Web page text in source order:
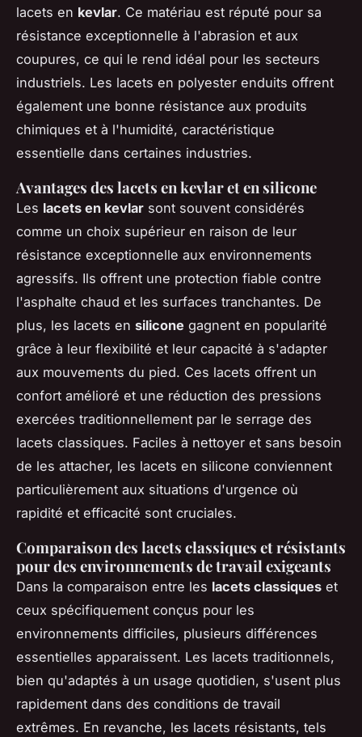
lacets en kevlar. Ce matériau est réputé pour sa
résistance exceptionnelle à l'abrasion et aux
coupures, ce qui le rend idéal pour les secteurs
industriels. Les lacets en polyester enduits offrent
également une bonne résistance aux produits
chimiques et à l'humidité, caractéristique
essentielle dans certaines industries.
Avantages des lacets en kevlar et en silicone
Les lacets en kevlar sont souvent considérés
comme un choix supérieur en raison de leur
résistance exceptionnelle aux environnements
agressifs. Ils offrent une protection fiable contre
l'asphalte chaud et les surfaces tranchantes. De
plus, les lacets en silicone gagnent en popularité
grâce à leur flexibilité et leur capacité à s'adapter
aux mouvements du pied. Ces lacets offrent un
confort amélioré et une réduction des pressions
exercées traditionnellement par le serrage des
lacets classiques. Faciles à nettoyer et sans besoin
de les attacher, les lacets en silicone conviennent
particulièrement aux situations d'urgence où
rapidité et efficacité sont cruciales.
Comparaison des lacets classiques et résistants
pour des environnements de travail exigeants
Dans la comparaison entre les lacets classiques et
ceux spécifiquement conçus pour les
environnements difficiles, plusieurs différences
essentielles apparaissent. Les lacets traditionnels,
bien qu'adaptés à un usage quotidien, s'usent plus
rapidement dans des conditions de travail
extrêmes. En revanche, les lacets résistants, tels